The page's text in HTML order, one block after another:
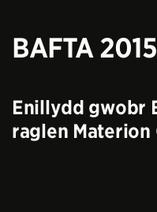
BAFTA 2015
Enillydd gwobr
raglen Materion